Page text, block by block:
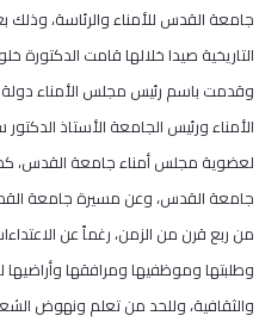
جامعة القدس للأمناء والرئاسة، وذلك
التاريخية صيدا خلالها قامت الدكتورة
وقدمت باسم رئيس مجلس الأمناء دولة
الأمناء ورئيس الجامعة الأستاذ
لعضوية مجلس أمناء جامعة القدس،
جامعة القدس، وعن مسيرة جامعة
من ربع قرن من الزمن، رغماً عن
وطلبتها وموظفيها ومرافقها
والثقافية، وللحد من تعلم ونهوض